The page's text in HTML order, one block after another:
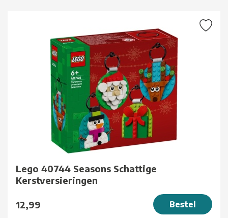
Lego 40744 Seasons Schattige
Kerstversieringen
12,99 Bestel